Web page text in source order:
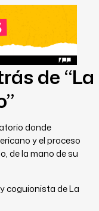
de “La
donde
y el proceso
de la mano de su
coguionista de La